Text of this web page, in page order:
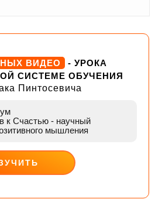
ВИДЕО
- УРОКА
СИСТЕМЕ ОБУЧЕНИЯ
Пинтосевича
к Счастью - научный
мышления